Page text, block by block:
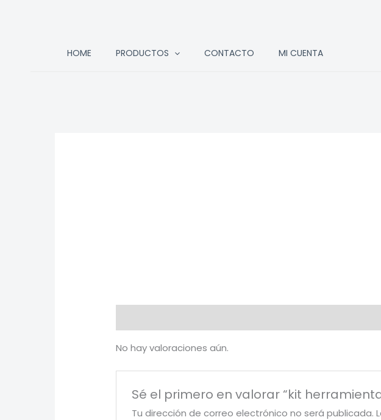
HOME PRODUCTOS CONTACTO MI CUENTA
No hay valoraciones aún.
Sé el primero en valorar “kit
Tu dirección de correo electrónico no será publicada.